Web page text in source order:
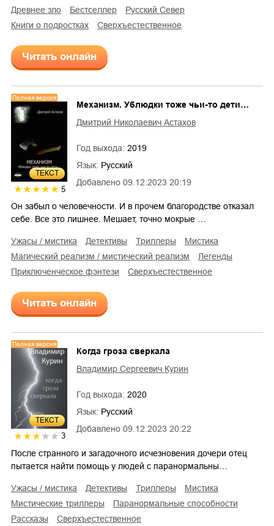
древнее зло
бестселлер
Русский Север
книги о подростках
сверхъестественное
Читать онлайн
ТЕКСТ
Полная версия
5
Добавлено 09.12.2023 20:19
Механизм. Ублюдки тоже чьи-то дети…
Дмитрий Николаевич Астахов
Год выхода: 2019
Язык: Русский
Он забыл о человечности. И в прочем благородстве отказал
себе. Все это лишнее. Мешает, точно мокрые …
ужасы / мистика детективы триллеры
мистика
магический реализм / мистический реализм
легенды
приключенческое фэнтези
сверхъестественное
Читать онлайн
ТЕКСТ
Полная версия
3
Добавлено 09.12.2023 20:22
Когда гроза сверкала
Владимир Сергеевич Курин
Год выхода: 2020
Язык: Русский
После странного и загадочного исчезновения дочери отец
пытается найти помощь у людей с паранормальны…
ужасы / мистика детективы триллеры
мистика
мистические триллеры
паранормальные способности
рассказы
сверхъестественное